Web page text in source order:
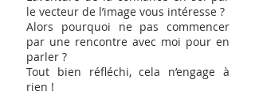
le vecteur de l’image vous intéresse ?
Alors pourquoi ne pas commencer
par une rencontre avec moi pour en
parler ?
Tout bien réfléchi, cela n’engage à
rien !